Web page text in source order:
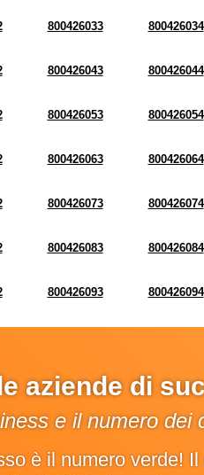
800426033 800426034
800426043 800426044
800426053 800426054
800426063 800426064
800426073 800426074
800426083 800426084
800426093 800426094
aziende di
e il numero dei
è il numero verde!